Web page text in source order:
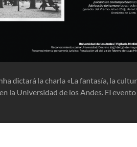
dictará la charla «La fantasía, la
la Universidad de los Andes. El